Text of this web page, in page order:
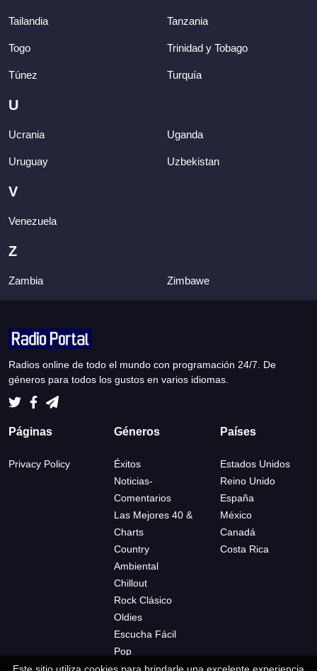
Tailandia Tanzania
Togo Trinidad y Tobago
Túnez Turquía
U
Ucrania Uganda
Uruguay Uzbekistan
V
Venezuela
Z
Zambia Zimbawe
Radios online de todo el mundo con programación 24/7. De
géneros para todos los gustos en varios idiomas.
Páginas
Privacy Policy
Géneros
Éxitos
Noticias-
Comentarios
Las Mejores 40 &
Charts
Country
Ambiental
Chillout
Rock Clásico
Oldies
Escucha Fácil
Pop
Países
Estados Unidos
Reino Unido
España
México
Canadá
Costa Rica